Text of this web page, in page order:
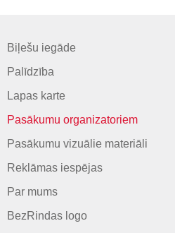
Biļešu iegāde
Palīdzība
Lapas karte
Pasākumu organizatoriem
Pasākumu vizuālie materiāli
Reklāmas iespējas
Par mums
BezRindas logo